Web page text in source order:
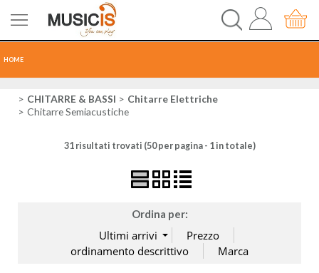
HOME
CHITARRECHITARRE & BASSI
Chitarre Elettriche
Chitarre Semiacustiche
31 risultati trovati (50 per pagina - 1 in totale)
Ordina per: